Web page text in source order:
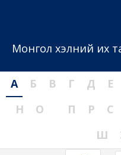
Монгол хэлний их
А Б В Г Д Е
Н
О П Р С
Ш